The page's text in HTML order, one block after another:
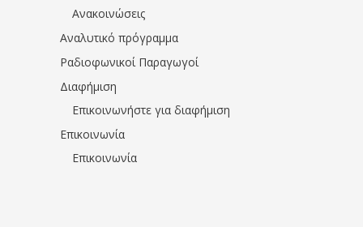
Ανακοινώσεις
Αναλυτικό πρόγραμμα
Ραδιοφωνικοί Παραγωγοί
Διαφήμιση
Επικοινωνήστε για διαφήμιση
Επικοινωνία
Επικοινωνία